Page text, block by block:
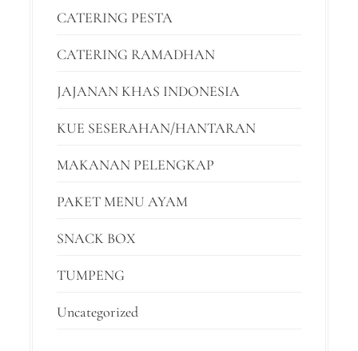
CATERING PESTA
CATERING RAMADHAN
JAJANAN KHAS INDONESIA
KUE SESERAHAN/HANTARAN
MAKANAN PELENGKAP
PAKET MENU AYAM
SNACK BOX
TUMPENG
Uncategorized